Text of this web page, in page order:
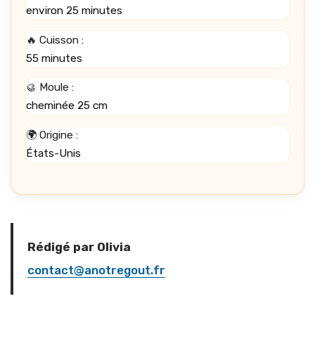
environ 25 minutes
🔥 Cuisson :
55 minutes
🥮 Moule :
cheminée 25 cm
🌍 Origine :
États-Unis
Rédigé par Olivia
contact@anotregout.fr